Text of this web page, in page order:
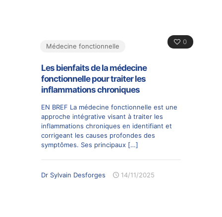
0
Médecine fonctionnelle
Les bienfaits de la médecine
fonctionnelle pour traiter les
inflammations chroniques
EN BREF La médecine fonctionnelle est une
approche intégrative visant à traiter les
inflammations chroniques en identifiant et
corrigeant les causes profondes des
symptômes. Ses principaux […]
Dr Sylvain Desforges 14/11/2025